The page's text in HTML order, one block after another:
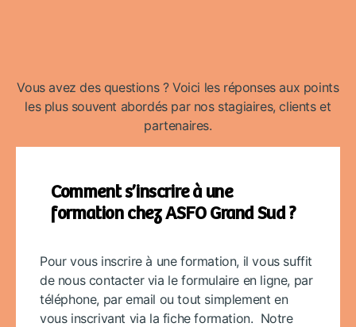
Vous avez des questions ? Voici les réponses aux points
les plus souvent abordés par nos stagiaires, clients et
partenaires.
Comment s’inscrire à une
formation chez ASFO Grand Sud ?
Pour vous inscrire à une formation, il vous suffit
de nous contacter via le formulaire en ligne, par
téléphone, par email ou tout simplement en
vous inscrivant via la fiche formation. Notre